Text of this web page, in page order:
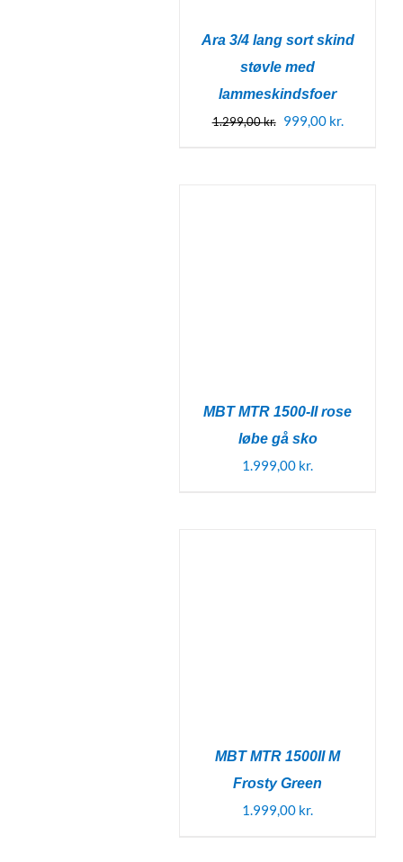
Ara 3/4 lang sort skind
støvle med
lammeskindsfoer
1.299,00kr. Den
999,00 kr.
MBT MTR 1500-II rose
løbe gå sko
1.999,00 kr.
MBT MTR 1500II M
Frosty Green
1.999,00 kr.